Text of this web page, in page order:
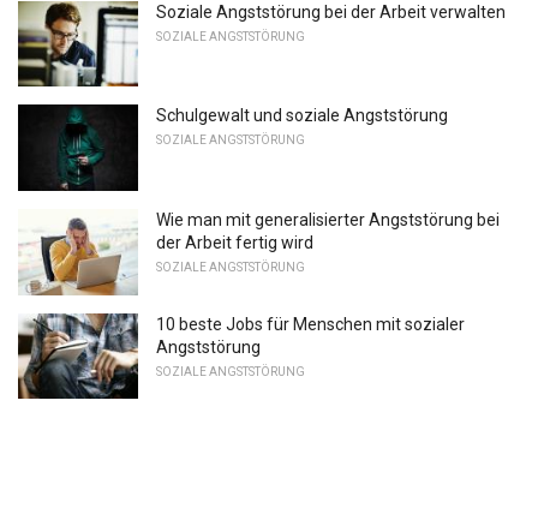
Soziale Angststörung bei der Arbeit verwalten
SOZIALE ANGSTSTÖRUNG
Schulgewalt und soziale Angststörung
SOZIALE ANGSTSTÖRUNG
Wie man mit generalisierter Angststörung bei
der Arbeit fertig wird
SOZIALE ANGSTSTÖRUNG
10 beste Jobs für Menschen mit sozialer
Angststörung
SOZIALE ANGSTSTÖRUNG